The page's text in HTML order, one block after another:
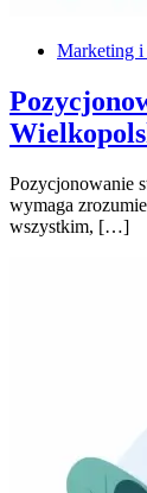
Marketing i
Pozycjonowanie
wymaga
wszystkim, […]